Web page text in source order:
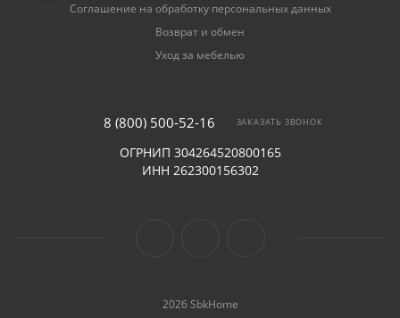
Соглашение на обработку персональных данных
Возврат и обмен
Уход за мебелью
8 (800) 500-52-16 ЗАКАЗАТЬ ЗВОНОК
ОГРНИП 304264520800165
ИНН 262300156302
2026 SbkHome